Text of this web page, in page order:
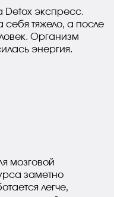
Detox экспресс.
себя тяжело, а после
Организм
энергия.
мозговой
заметно
легче,